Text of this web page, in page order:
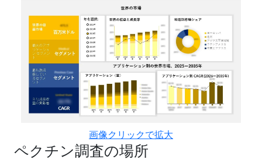
画像クリックで拡大
ペクチン調査の場所